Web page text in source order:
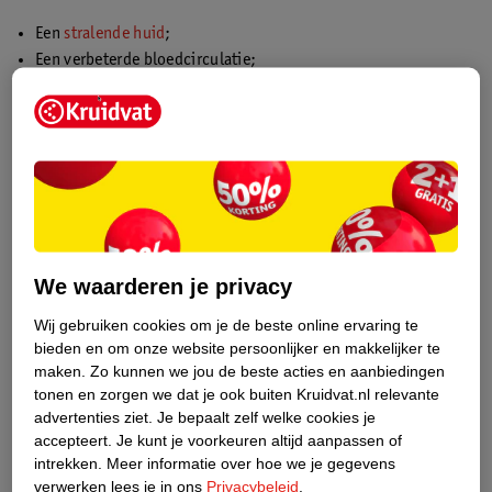
Een stralende huid;
Een verbeterde bloedcirculatie;
Minderrimpels;
Minderwallenen donkere kringen onder je ogen;
Minder huidirritaties.
Of je deze effecten echt merkt, is nog maar de vraag. Het is
is anders, dus de één zal er andere ervaringen mee hebben dan
jaderoller perfect is voor een
ontspannenbindweefselmassagevoor je gezicht. Dat is in ieder
geval al een voordeel!
Zo gebruik je een jaderoller
Wil je je gezicht verwennen met een heerlijke massage?
We waarderen je privacy
Wij gebruiken cookies om je de beste online ervaring te
bieden en om onze website persoonlijker en makkelijker te
maken. Zo kunnen we jou de beste acties en aanbiedingen
tonen en zorgen we dat je ook buiten Kruidvat.nl relevante
advertenties ziet. Je bepaalt zelf welke cookies je
accepteert. Je kunt je voorkeuren altijd aanpassen of
intrekken.
Meer informatie over hoe we je gegevens
verwerken lees je in ons Privacybeleid